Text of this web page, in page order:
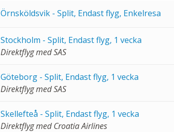
Örnsköldsvik - Split, Endast flyg, Enkelresa
Stockholm - Split, Endast flyg, 1 vecka
Direktflyg med SAS
Göteborg - Split, Endast flyg, 1 vecka
Direktflyg med SAS
Skellefteå - Split, Endast flyg, 1 vecka
Direktflyg med Croatia Airlines